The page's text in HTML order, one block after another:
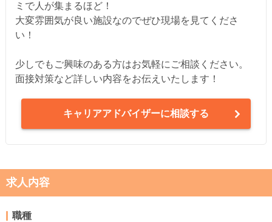
ミで人が集まるほど！
大変雰囲気が良い施設なのでぜひ現場を見てくださ
い！
少しでもご興味のある方はお気軽にご相談ください。
面接対策など詳しい内容をお伝えいたします！
キャリアアドバイザーに相談する
求人内容
職種